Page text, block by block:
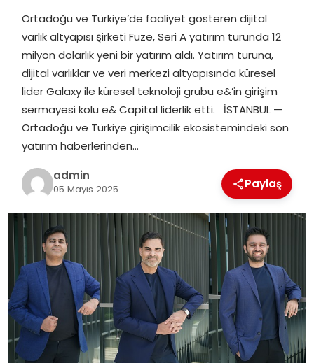
​​Ortadoğu ve Türkiye’de faaliyet gösteren dijital
varlık altyapısı şirketi Fuze, Seri A yatırım turunda 12
milyon dolarlık yeni bir yatırım aldı. Yatırım turuna,
dijital varlıklar ve veri merkezi altyapısında küresel
lider Galaxy ile küresel teknoloji grubu e&’in girişim
sermayesi kolu e& Capital liderlik etti. İSTANBUL —
Ortadoğu ve Türkiye girişimcilik ekosistemindeki son
yatırım haberlerinden…
admin
05 Mayıs 2025 Paylaş